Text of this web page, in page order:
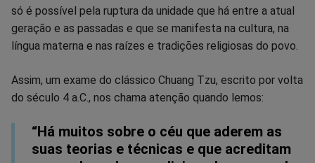
só é possível pela ruptura da unidade que há entre a atual
geração e as passadas e que se manifesta na cultura, na
língua materna e nas raízes e tradições religiosas do povo.
Assim, um exame do clássico Chuang Tzu, escrito por volta
do século 4 a.C., nos chama atenção quando lemos:
“Há muitos sobre o céu que aderem as
suas teorias e técnicas e que acreditam